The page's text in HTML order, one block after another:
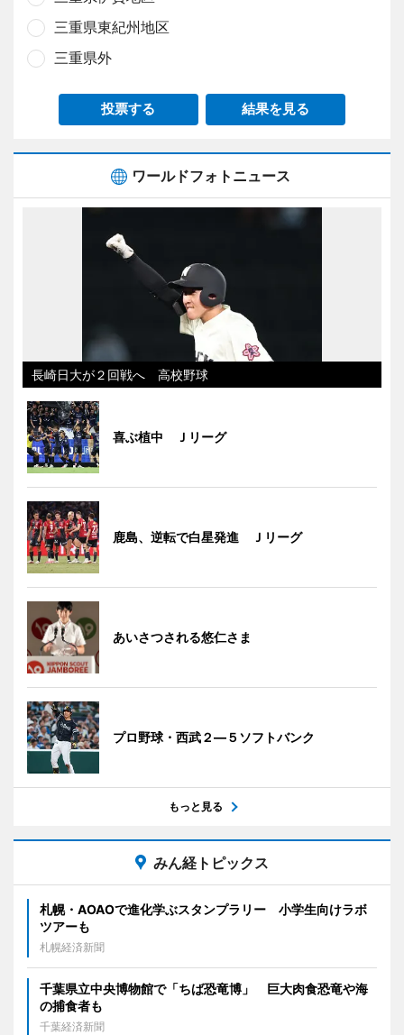
三重県東紀州地区
三重県外
投票する 結果を見る
ワールドフォトニュース
長崎日大が２回戦へ 高校野球
喜ぶ植中 Ｊリーグ
鹿島、逆転で白星発進 Ｊリーグ
あいさつされる悠仁さま
プロ野球・西武２―５ソフトバンク
もっと見る
みん経トピックス
札幌・AOAOで進化学ぶスタンプラリー 小学生向けラボ
ツアーも
札幌経済新聞
千葉県立中央博物館で「ちば恐竜博」 巨大肉食恐竜や海
の捕食者も
千葉経済新聞